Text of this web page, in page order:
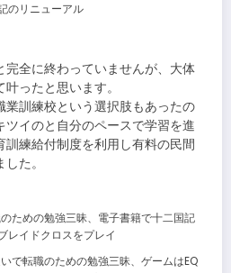
のリニューアル
完全に終わっていませんが、大体
ったと思います。
業訓練校という選択肢もあったの
ツイのと自分のペースで学習を進
練給付制度を利用し有料の民間
た。
ための勉強三昧、電子書籍で十二国記
レイドクロスをプレイ
で転職のための勉強三昧、ゲームはEQ